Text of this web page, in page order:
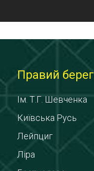
Правий берег
Ім. Т.Г. Шевченка
Київська Русь
Лейпциг
Ліра